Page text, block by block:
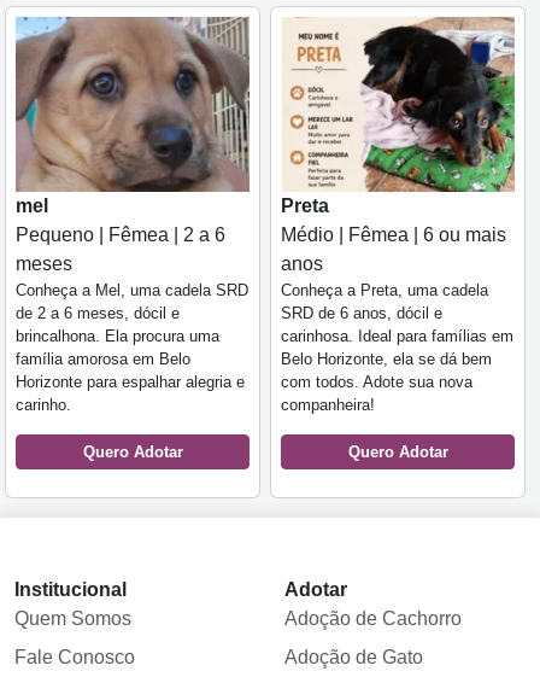
mel
Pequeno | Fêmea | 2 a 6
meses
Conheça a Mel, uma cadela SRD
de 2 a 6 meses, dócil e
brincalhona. Ela procura uma
família amorosa em Belo
Horizonte para espalhar alegria e
carinho.
Quero Adotar
Preta
Médio | Fêmea | 6 ou mais
anos
Conheça a Preta, uma cadela
SRD de 6 anos, dócil e
carinhosa. Ideal para famílias em
Belo Horizonte, ela se dá bem
com todos. Adote sua nova
companheira!
Quero Adotar
Institucional
Quem Somos
Fale Conosco
Adotar
Adoção de Cachorro
Adoção de Gato